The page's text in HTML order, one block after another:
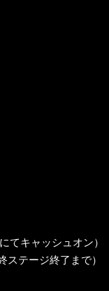
てキャッシュオン）
テージ終了まで）